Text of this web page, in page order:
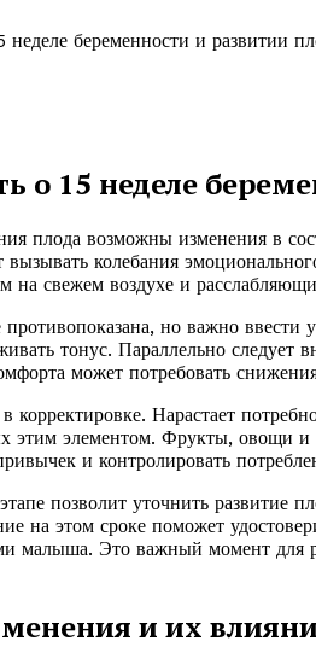
неделе беременности и развитии
о 15 неделе
плода возможны изменения в
вызывать колебания
на свежем воздухе и
противопоказана, но важно
тонус. Параллельно следует
может потребовать
корректировке. Нарастает
этим элементом. Фрукты, овощи
и контролировать
позволит уточнить развитие
на этом сроке поможет
малыша. Это важный момент для
и их